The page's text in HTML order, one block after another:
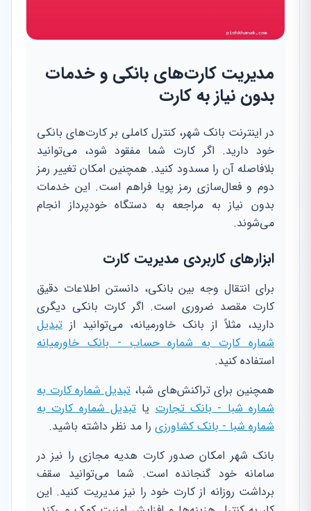
مدیریت کارت‌های بانکی و خدمات
بدون نیاز به کارت
در اینترنت بانک شهر، کنترل کاملی بر کارت‌های بانکی
خود دارید. اگر کارت شما مفقود شود، می‌توانید
بلافاصله آن را مسدود کنید. همچنین امکان تغییر رمز
دوم و فعال‌سازی رمز پویا فراهم است. این خدمات
بدون نیاز به مراجعه به دستگاه خودپرداز انجام
می‌شوند.
ابزارهای کاربردی مدیریت کارت
برای انتقال وجه بین بانکی، دانستن اطلاعات دقیق
کارت مقصد ضروری است. اگر کارت بانکی دیگری
دارید، مثلاً از بانک خاورمیانه، می‌توانید از تبدیل
شماره کارت به شماره حساب - بانک خاورمیانه
استفاده کنید.
همچنین برای تراکنش‌های شبا،تبدیل شماره کارت به
شماره شبا - بانک تجارتیا تبدیل شماره کارت به
شماره شبا - بانک کشاورزی را مد نظر داشته باشید.
بانک شهر امکان صدور کارت هدیه مجازی را نیز در
سامانه خود گنجانده است. شما می‌توانید سقف
برداشت روزانه از کارت خود را نیز مدیریت کنید. این